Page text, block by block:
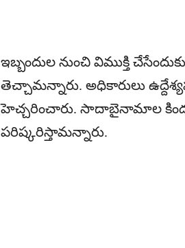
ఇబ్బందుల నుంచి విముక్తి
తెచ్చామన్నారు. అధికారులు
హెచ్చరించారు. సాదాబైనామాల కింద
పరిష్కరిస్తామన్నారు.